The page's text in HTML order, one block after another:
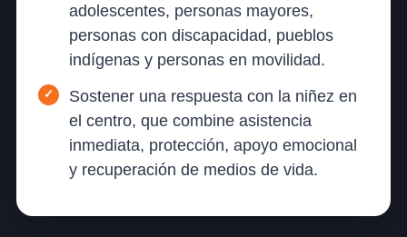
adolescentes, personas mayores,
personas con discapacidad, pueblos
indígenas y personas en movilidad.
Sostener una respuesta con la niñez en
el centro, que combine asistencia
inmediata, protección, apoyo emocional
y recuperación de medios de vida.